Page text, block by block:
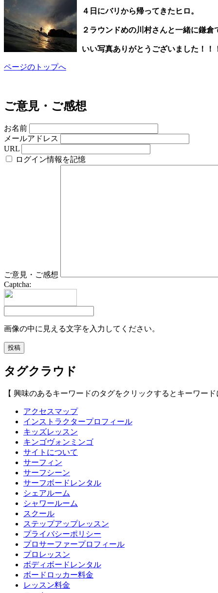
４日にバリから帰ってきたヒロ。
２ラウンドめの川村さんと一緒に鎌
いい写真ありがとうございました！！
ページのトップへ
ご意見・ご感想
お名前
メールアドレス
URL
ログイン情報を記憶
ご意見・ご感想
Captcha:
画像の中に見える文字を入力してください。
タグクラウド
【 興味のあるキーワードのタグをクリックするとキーワー
アクセスマップ
インストラクタープロフィール
キッズレッスン
キンゴヴォンミンゴ
サイトについて
サーフィン
サーフシーン
サーフボードレンタル
シェアルーム
シャワールーム
スクール
ステップアップレッスン
プライバシーポリシー
プロサーファープロフィール
プロレッスン
ボディボードレンタル
ボードロッカー料金
レッスン料金